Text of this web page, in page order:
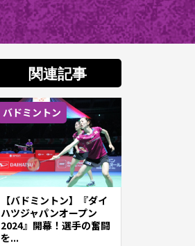
関連記事
バドミントン
【バドミントン】『ダイ
ハツジャパンオープン
2024』開幕！選手の奮闘
を...